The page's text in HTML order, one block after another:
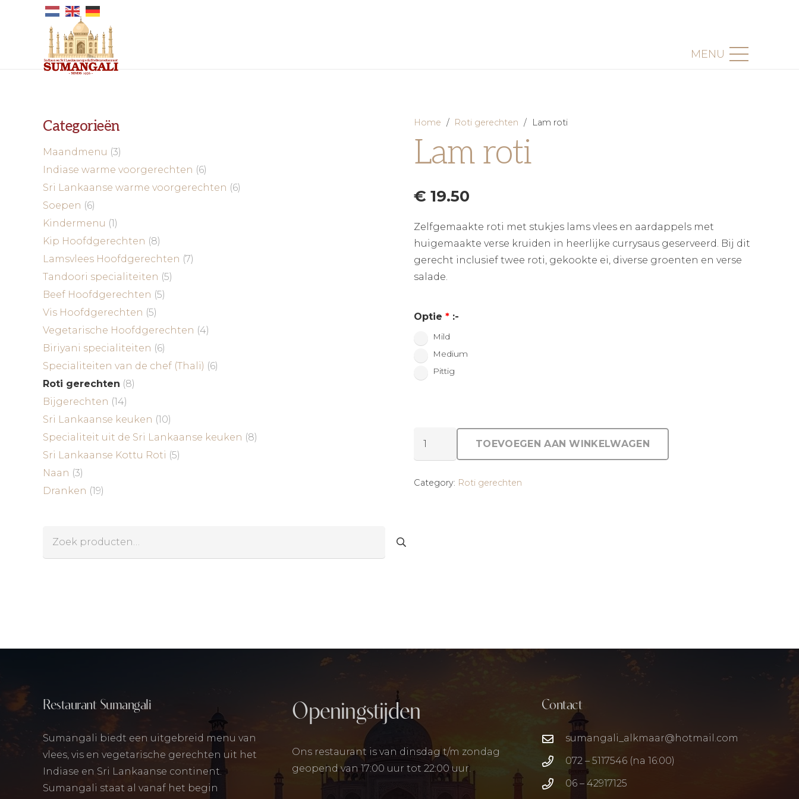
MENU
Categorieën
Maandmenu (3)
Indiase warme voorgerechten (6)
Sri Lankaanse warme voorgerechten (6)
Soepen (6)
Kindermenu (1)
Kip Hoofdgerechten (8)
Lamsvlees Hoofdgerechten (7)
Tandoori specialiteiten (5)
Beef Hoofdgerechten (5)
Vis Hoofdgerechten (5)
Vegetarische Hoofdgerechten (4)
Biriyani specialiteiten (6)
Specialiteiten van de chef (Thali) (6)
Roti gerechten (8)
Bijgerechten (14)
Sri Lankaanse keuken (10)
Specialiteit uit de Sri Lankaanse keuken (8)
Sri Lankaanse Kottu Roti (5)
Naan (3)
Dranken (19)
Home / Roti gerechten / Lam roti
Lam roti
€ 19.50
Zelfgemaakte roti met stukjes lams vlees en aardappels met
huigemaakte verse kruiden in heerlijke currysaus geserveerd. Bij dit
gerecht inclusief twee roti, gekookte ei, diverse groenten en verse
salade.
Optie * :-
Mild
Medium
Pittig
TOEVOEGEN AAN WINKELWAGEN
Category: Roti gerechten
Restaurant Sumangali
Sumangali biedt een uitgebreid menu van
vlees, vis en vegetarische gerechten uit het
Indiase en Sri Lankaanse continent.
Sumangali staat al vanaf het begin
Openingstijden
Ons restaurant is van dinsdag t/m zondag
geopend van 17:00 uur tot 22:00 uur.
Contact
sumangali_alkmaar@hotmail.com
072 – 5117546 (na 16:00)
06 – 42917125